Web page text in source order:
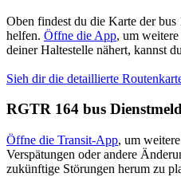
Oben findest du die Karte der
helfen. Öffne die App, um
deiner Haltestelle nähert, kannst
Sieh dir die detaillierte
RGTR 164 bus
Öffne die Transit-App, um
Verspätungen oder andere
zukünftige Störungen herum zu